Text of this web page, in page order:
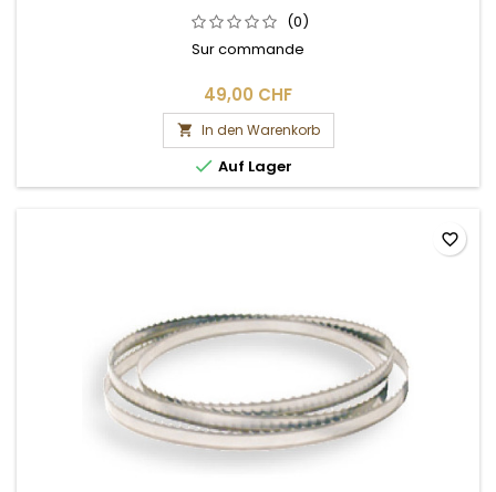
(0)
Sur commande
49,00 CHF
 In den Warenkorb
 Auf Lager
favorite_border